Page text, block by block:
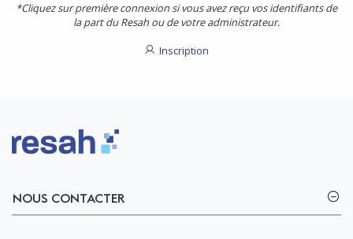
*Cliquez sur première connexion si vous avez reçu vos identifiants de
la part du Resah ou de votre administrateur.
Inscription
Logo Resah
NOUS CONTACTER